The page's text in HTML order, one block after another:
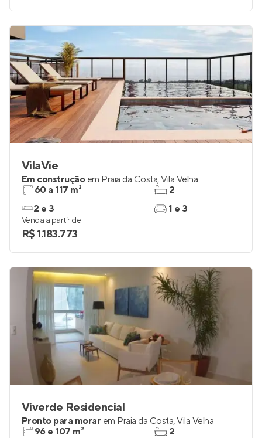
VilaVie
Em construção em Praia da Costa,Vila Velha
60 a 117 m²
2 e 3
2
1 e 3
Venda a partir de
R$ 1.183.773
Viverde Residencial
Pronto para morar em Praia da Costa,Vila Velha
96 e 107 m²
2